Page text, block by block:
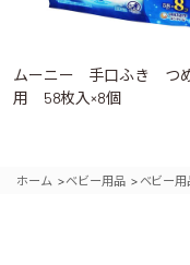
ムーニー 手口ふき つ
用 58枚入×8個
ホーム >ベビー用品 > ベビー用